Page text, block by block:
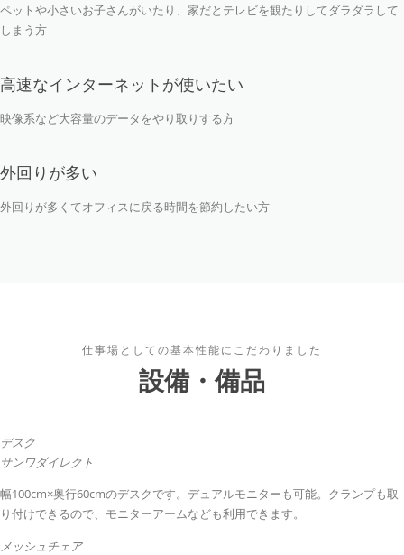
ペットや小さいお子さんがいたり、家だとテレビを観たりしてダラダラして
しまう方
高速なインターネットが使いたい
映像系など大容量のデータをやり取りする方
外回りが多い
外回りが多くてオフィスに戻る時間を節約したい方
仕事場としての基本性能にこだわりました
設備・備品
デスク
サンワダイレクト
幅100cm×奥行60cmのデスクです。デュアルモニターも可能。クランプも取
り付けできるので、モニターアームなども利用できます。
メッシュチェア